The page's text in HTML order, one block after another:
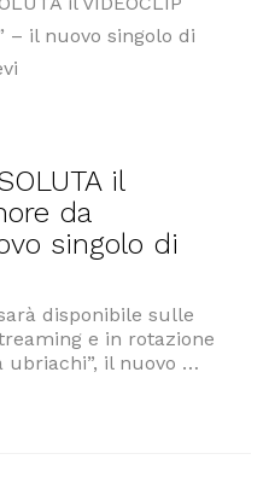
il
da
singolo di
disponibile sulle
e in rotazione
ubriachi”, il nuovo …